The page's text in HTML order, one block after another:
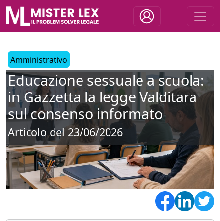
Amministrativo
Educazione sessuale a scuola:
in Gazzetta la legge Valditara
sul consenso informato
Articolo del 23/06/2026